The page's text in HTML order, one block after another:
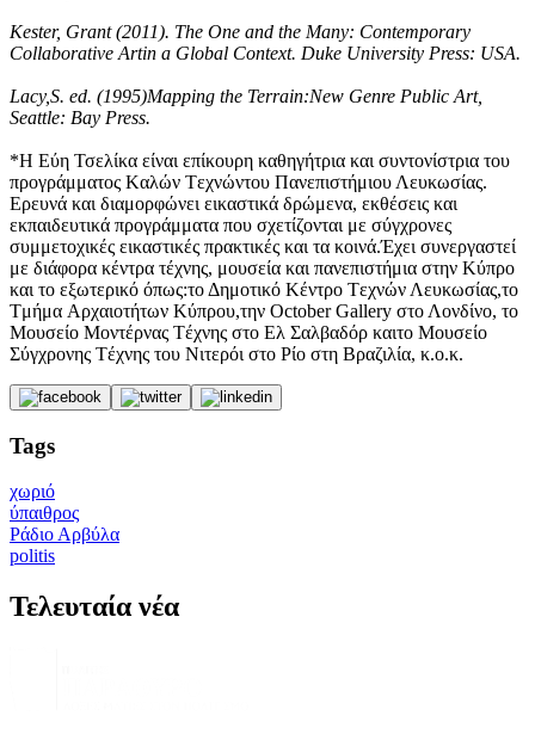
Kester, Grant (2011). The One and the Many: Contemporary
Collaborative Artin a Global Context. Duke University Press: USA.
Lacy,S. ed. (1995)Mapping the Terrain:New Genre Public Art,
Seattle: Bay Press.
*Η Εύη Τσελίκα είναι επίκουρη καθηγήτρια και συντονίστρια του
προγράμματος Kαλών Tεχνώντου Πανεπιστήμιου Λευκωσίας.
Eρευνά και διαμορφώνει εικαστικά δρώμενα, εκθέσεις και
εκπαιδευτικά προγράμματα που σχετίζονται με σύγχρονες
συμμετοχικές εικαστικές πρακτικές και τα κοινά.Έχει συνεργαστεί
με διάφορα κέντρα τέχνης, μουσεία και πανεπιστήμια στην Kύπρο
και το εξωτερικό όπως:το Δημοτικό Kέντρο Tεχνών Λευκωσίας,το
Tμήμα Aρχαιοτήτων Kύπρου,την October Gallery στο Λονδίνο, το
Mουσείο Mοντέρνας Tέχνης στο Eλ Σαλβαδόρ καιτο Mουσείο
Σύγχρονης Tέχνης του Nιτερόι στο Pίο στη Bραζιλία, κ.ο.κ.
Tags
χωριό
ύπαιθρος
Ράδιο Αρβύλα
politis
Τελευταία νέα